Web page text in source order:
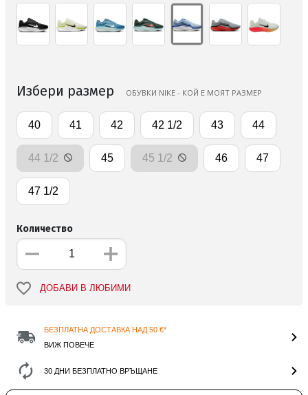
Избери размер ОБУВКИ NIKE - КОЙ Е МОЯТ РАЗМЕР
40 41 42 42 1/2 43 44
44 1/2 45 45 1/2 46 47
47 1/2
Количество
ДОБАВИ В ЛЮБИМИ
БЕЗПЛАТНА ДОСТАВКА НАД 50 €*
ВИЖ ПОВЕЧЕ
30 ДНИ БЕЗПЛАТНО ВРЪЩАНЕ